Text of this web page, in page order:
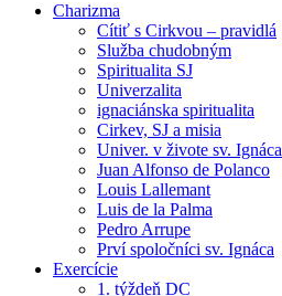
Charizma
Cítiť s Cirkvou – pravidlá
Služba chudobným
Spiritualita SJ
Univerzalita
ignaciánska spiritualita
Cirkev, SJ a misia
Univer. v živote sv. Ignáca
Juan Alfonso de Polanco
Louis Lallemant
Luis de la Palma
Pedro Arrupe
Prví spoločníci sv. Ignáca
Exercície
1. týždeň DC